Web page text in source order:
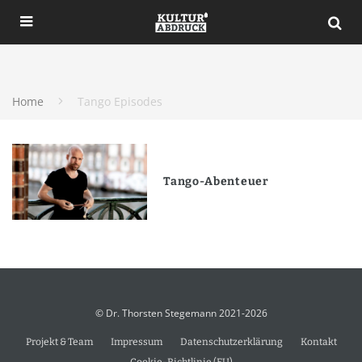
Home Tango Episodes
Tango-Abenteuer
© Dr. Thorsten Stegemann 2021-2026
Projekt & Team Impressum Datenschutzerklärung
Kontakt